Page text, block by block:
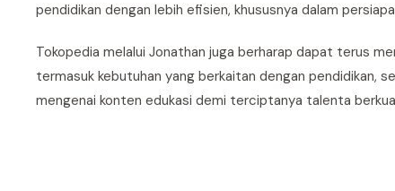
pendidikan dengan lebih efisien, khususnya dalam
Tokopedia melalui Jonathan juga berharap dapat terus
termasuk kebutuhan yang berkaitan dengan pendidikan,
mengenai konten edukasi demi terciptanya talenta